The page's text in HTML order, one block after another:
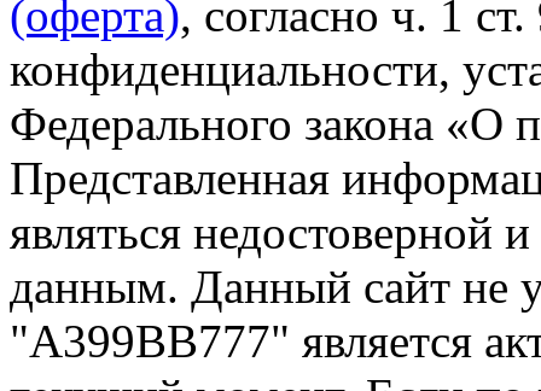
(оферта), согласно ч. 1
конфиденциальности,
Федерального закона «О
Представленная
являться недостоверной
данным. Данный сайт не
"А399ВВ777" является